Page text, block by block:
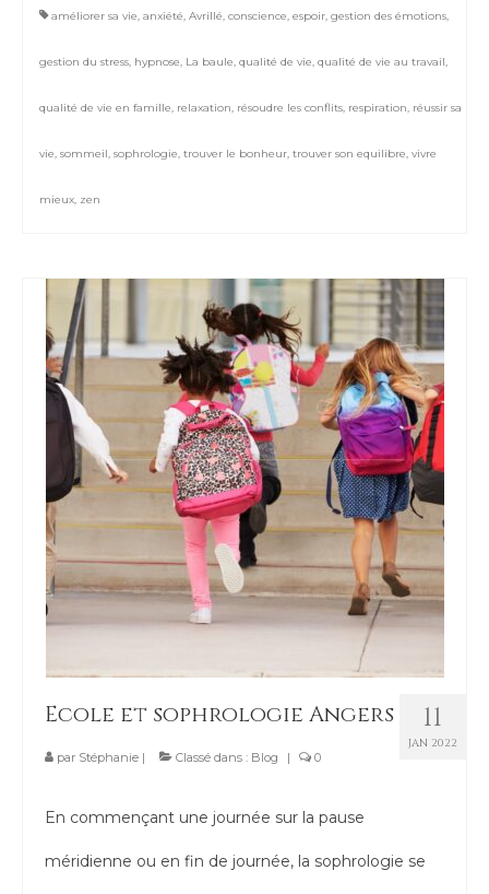
améliorer sa vie, anxiété, Avrillé, conscience, espoir, gestion des émotions,
gestion du stress, hypnose, La baule, qualité de vie, qualité de vie au travail,
qualité de vie en famille, relaxation, résoudre les conflits, respiration, réussir sa
vie, sommeil, sophrologie, trouver le bonheur, trouver son equilibre, vivre
mieux, zen
11
JAN 2022
Ecole et sophrologie Angers
par Stéphanie | Classé dans : Blog | 0
En commençant une journée sur la pause
méridienne ou en fin de journée, la sophrologie se